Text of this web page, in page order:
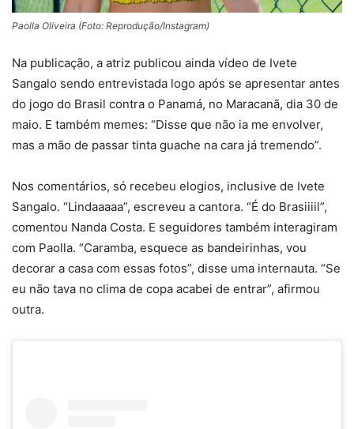
Paolla Oliveira (Foto: Reprodução/Instagram)
Na publicação, a atriz publicou ainda vídeo de Ivete
Sangalo sendo entrevistada logo após se apresentar antes
do jogo do Brasil contra o Panamá, no Maracanã, dia 30 de
maio. E também memes: “Disse que não ia me envolver,
mas a mão de passar tinta guache na cara já tremendo”.
Nos comentários, só recebeu elogios, inclusive de Ivete
Sangalo. “Lindaaaaa”, escreveu a cantora. “É do Brasiiiil”,
comentou Nanda Costa. E seguidores também interagiram
com Paolla. “Caramba, esquece as bandeirinhas, vou
decorar a casa com essas fotos”, disse uma internauta. “Se
eu não tava no clima de copa acabei de entrar”, afirmou
outra.